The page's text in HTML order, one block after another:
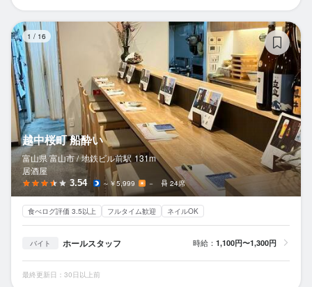
1 / 16
越中桜町 船酔い
富山県 富山市 / 地鉄ビル前駅 131m
居酒屋
3.54 ～￥5,999 － 24席
食べログ評価 3.5以上 フルタイム歓迎 ネイルOK
バイト ホールスタッフ 時給： 1,100円〜1,300円
最終更新日：30日以上前